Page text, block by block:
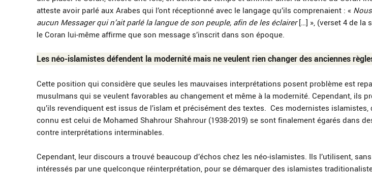
atteste avoir parlé aux Arabes qui l’ont réceptionné avec le langage qu’ils comprenaient : «
aucun Messager qui n’ait parlé la langue de son peuple, afin de les éclairer[…] », (verset 4 de la
le Coran lui-même affirme que son message s’inscrit dans son époque.
Les néo-islamistes défendent la modernité mais ne veulent rien changer des anciennes
Cette position qui considère que seules les mauvaises interprétations posent problème est
musulmans qui se veulent favorables au changement et même à la modernité. Cependant, ils
qu’ils revendiquent est issus de l’islam et précisément des textes. Ces modernistes
connu est celui de Mohamed Shahrour Shahrour (1938-2019) se sont finalement égarés dans
contre interprétations interminables.
Cependant, leur discours a trouvé beaucoup d’échos chez les néo-islamistes. Ils l’utilisent,
intéressés par une quelconque réinterprétation, pour se démarquer des islamistes